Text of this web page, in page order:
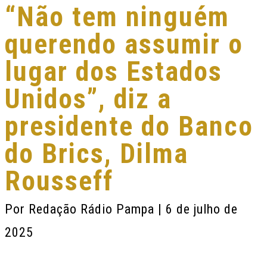
“Não tem ninguém
querendo assumir o
lugar dos Estados
Unidos”, diz a
presidente do Banco
do Brics, Dilma
Rousseff
Por Redação Rádio Pampa | 6 de julho de
2025